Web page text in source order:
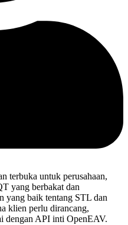
terbuka untuk perusahaan,
yang berbakat dan
yang baik tentang STL dan
klien perlu dirancang,
dengan API inti OpenEAV.